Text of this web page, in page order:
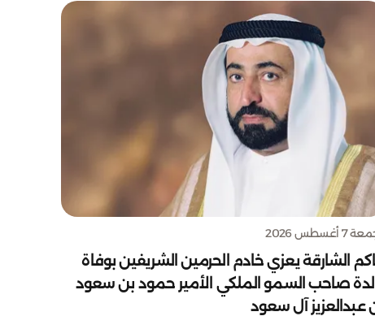
7 أغسطس 2026
الشارقة يعزي خادم الحرمين الشريفين بوفاة
صاحب السمو الملكي الأمير حمود بن سعود
عبدالعزيز آل سعود